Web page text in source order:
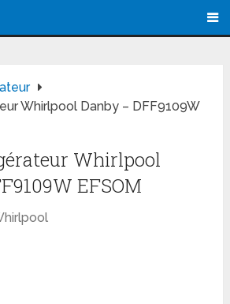
Whirlpool Danby – DFF9109W
Whirlpool
EFSOM